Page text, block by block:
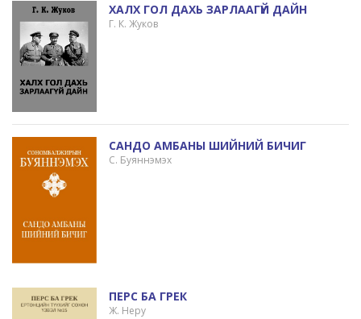
ХАЛХ ГОЛ ДАХЬ ЗАРЛААГҮЙ ДАЙН
Г. К. Жуков
САНДО АМБАНЫ ШИЙНИЙ БИЧИГ
С. Буяннэмэх
ПЕРС БА ГРЕК
Ж. Неру